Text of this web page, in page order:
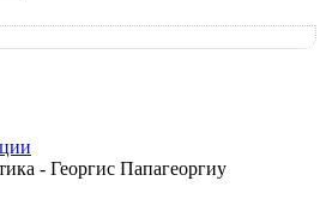
- Георгис Папагеоргиу